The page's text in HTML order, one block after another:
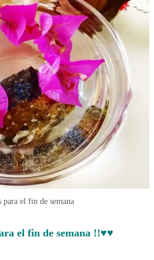
para el fin de semana
el fin de semana !!♥♥